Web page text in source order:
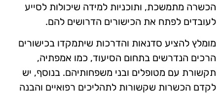
הכשרה מתמשכת, ותוכניות למידה שיכולות לסייע
לעובדים לפתח את הכישורים הדרושים להם.
מומלץ להציע סדנאות והדרכות שיתמקדו בכישורים
הרכים הנדרשים בתחום הסיעוד, כמו אמפתיה,
תקשורת עם מטופלים ובני משפחותיהם. בנוסף, יש
לקדם הכשרות שקשורות לתהליכים רפואיים והבנה